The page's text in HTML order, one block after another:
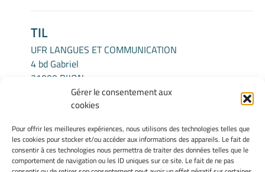
Gérer le consentement aux
cookies
Pour offrir les meilleures expériences, nous utilisons des technologies telles que
les cookies pour stocker et/ou accéder aux informations des appareils. Le fait de
consentir à ces technologies nous permettra de traiter des données telles que le
comportement de navigation ou les ID uniques sur ce site. Le fait de ne pas
TIL
UFR LANGUES ET COMMUNICATION
4 bd Gabriel
21000 DIJON
Mentions légales
Gérer mes cookies
Politique de cookies